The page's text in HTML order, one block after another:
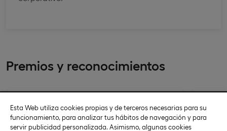
Premios y reconocimientos
Esta Web utiliza cookies propias y de terceros necesarias para su
funcionamiento, para analizar tus hábitos de navegación y para
servir publicidad personalizada. Asimismo, algunas cookies